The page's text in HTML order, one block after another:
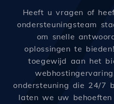
Heeft u vragen of
ondersteuningsteam
om snelle
oplossingen te
toegewijd aan het
ondersteuning die 24/7
laten we uw